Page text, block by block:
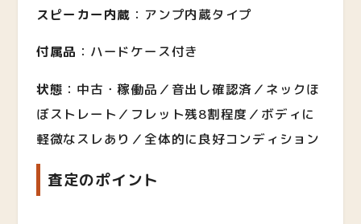
スピーカー内蔵 ：アンプ内蔵タイプ
付属品 ：ハードケース付き
状態 ：中古・稼働品／音出し確認済／ネックほ
ぼストレート／フレット残8割程度／ボディに
軽微なスレあり／全体的に良好コンディション
査定のポイント